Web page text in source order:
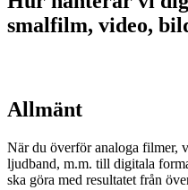
smalfilm, video,
Allmänt
När du överför analoga filmer,
ljudband, m.m. till digitala
ska göra med resultatet från